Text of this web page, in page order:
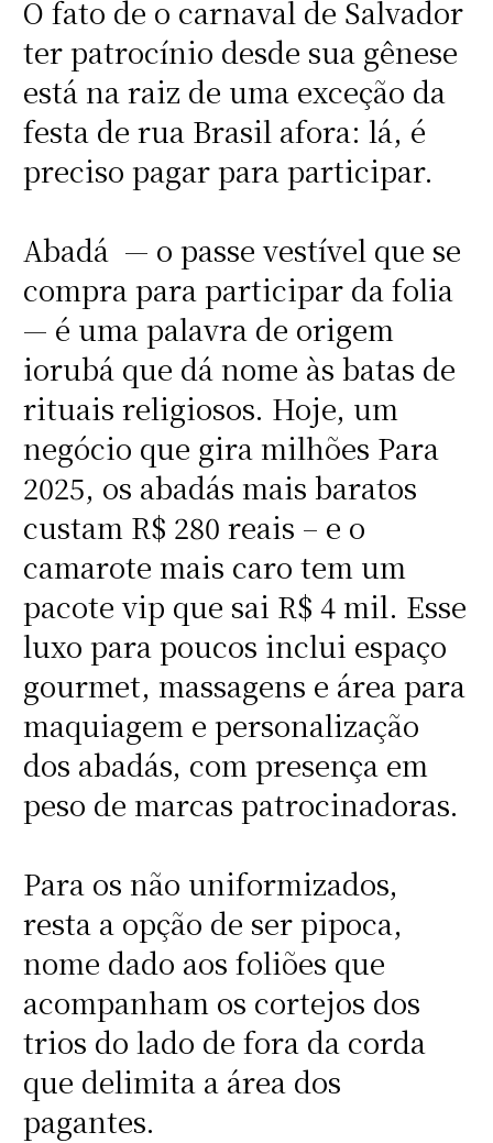
O fato de o carnaval de Salvador
ter patrocínio desde sua gênese
está na raiz de uma exceção da
festa de rua Brasil afora: lá, é
preciso pagar para participar.
Abadá — o passe vestível que se
compra para participar da folia
— é uma palavra de origem
iorubá que dá nome às batas de
rituais religiosos. Hoje, um
negócio que gira milhões Para
2025, os abadás mais baratos
custam R$ 280 reais – e o
camarote mais caro tem um
pacote vip que sai R$ 4 mil. Esse
luxo para poucos inclui espaço
gourmet, massagens e área para
maquiagem e personalização
dos abadás, com presença em
peso de marcas patrocinadoras.
Para os não uniformizados,
resta a opção de ser pipoca,
nome dado aos foliões que
acompanham os cortejos dos
trios do lado de fora da corda
que delimita a área dos
pagantes.